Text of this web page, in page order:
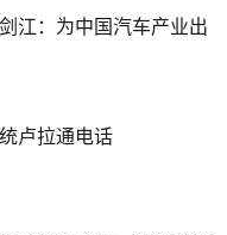
江：为中国汽车产业出
卢拉通电话